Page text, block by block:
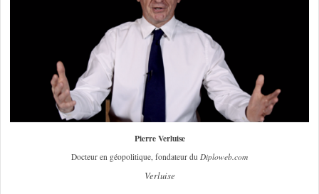
Pierre Verluise
Docteur en géopolitique, fondateur du Diploweb.com
Verluise